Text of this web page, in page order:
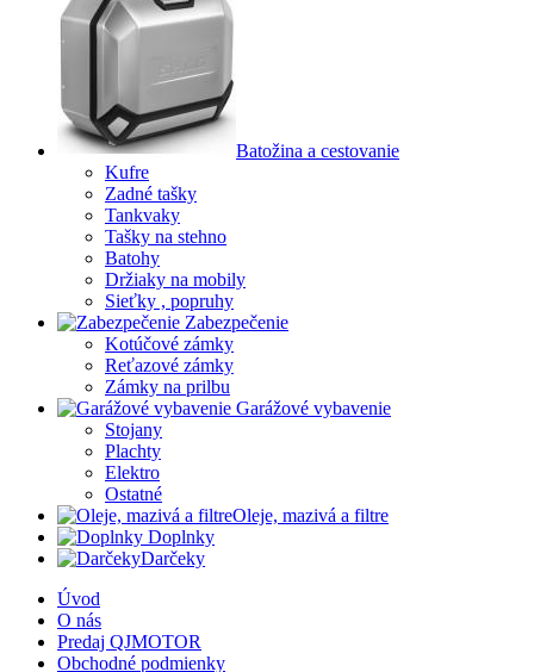
Batožina a cestovanie
Kufre
Zadné tašky
Tankvaky
Tašky na stehno
Batohy
Držiaky na mobily
Sieťky , popruhy
Zabezpečenie
Kotúčové zámky
Reťazové zámky
Zámky na prilbu
Garážové vybavenie
Stojany
Plachty
Elektro
Ostatné
Oleje, mazivá a filtre
Doplnky
Darčeky
Úvod
O nás
Predaj QJMOTOR
Obchodné podmienky